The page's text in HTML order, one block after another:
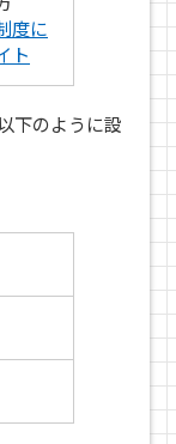
度に
ト
下のように設